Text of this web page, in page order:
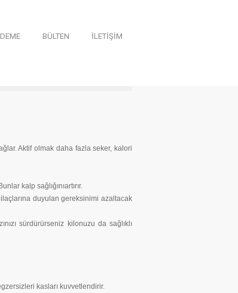
BÜLTEN İLETİŞİM
Aktif olmak daha fazla seker, kalori
kalp sağlığınıartırır.
duyulan gereksinimi azaltacak
sürdürürseniz kilonuzu da sağlıklı
kasları kuvvetlendirir.